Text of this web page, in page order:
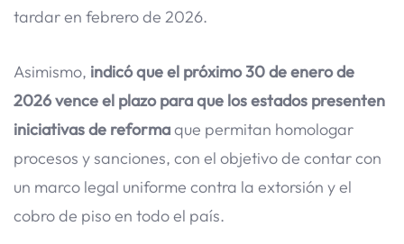
tardar en febrero de 2026.
Asimismo, indicó que el próximo 30 de enero de
2026 vence el plazo para que los estados presenten
iniciativas de reformaque permitan homologar
procesos y sanciones, con el objetivo de contar con
un marco legal uniforme contra la extorsión y el
cobro de piso en todo el país.